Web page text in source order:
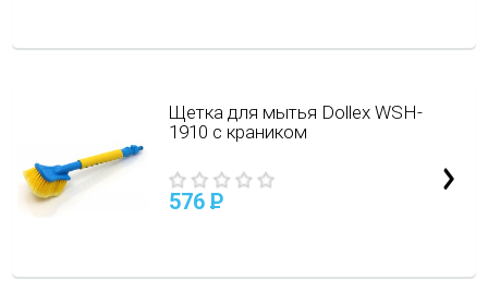
Щетка для мытья Dollex WSH-
1910 с краником
576 P